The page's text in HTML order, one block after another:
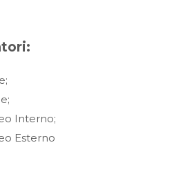
Interno;
Esterno